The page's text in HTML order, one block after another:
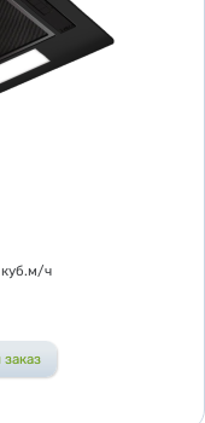
куб.м/ч